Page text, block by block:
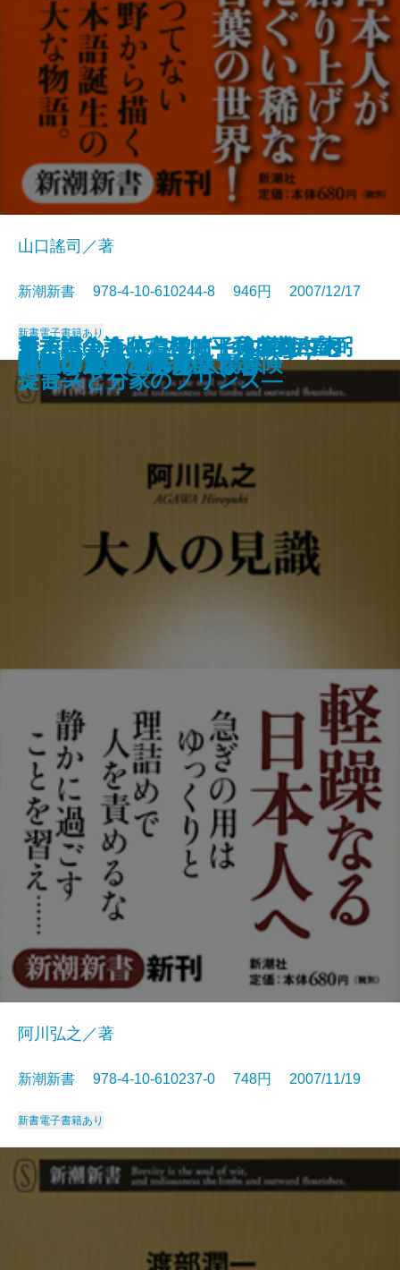
アラブの大富豪
幕末バトル・ロワイヤル 井伊直弼
の首
すべらない敬語
庭と日本人
女になりたがる男たち
「痴呆老人」は何を見ているか
文明としての教育
江戸奉公人の心得帖―呉服商白木
屋の日常―
温泉文学論
日本語の奇跡―〈アイウエオ〉と
〈いろは〉の発明―
山口謠司／著
新潮新書 978-4-10-610244-8 946円 2007/12/17
新書電子書籍あり
大人の見識
阿川弘之／著
新潮新書 978-4-10-610237-0 748円 2007/11/19
新書電子書籍あり
新書で入門 新しい太陽系
ワインをめぐる小さな冒険
日本は世界で第何位？
マユツバ語大辞典
健康の天才たち
草野球をとことん楽しむ
議論のルールブック
新・戦争論―積極的平和主義への
提言―
愛子さまと悠仁さま―本家のプリ
ンセスと分家のプリンス―